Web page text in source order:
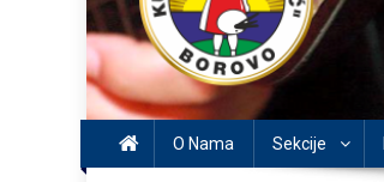
O Nama Sekcije